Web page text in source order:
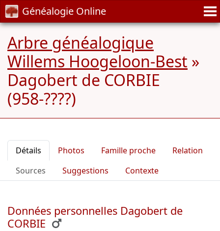
Généalogie Online
Arbre généalogique
Willems Hoogeloon-Best »
Dagobert de CORBIE
(958-????)
Détails Photos Famille proche
Relation
Sources
Suggestions Contexte
Données personnelles Dagobert de
CORBIE